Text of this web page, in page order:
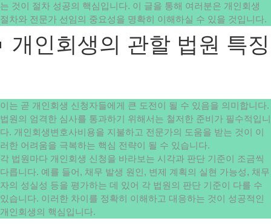
는 것이 절차 성공의 핵심입니다. 이 글을 통해 여러분은 개인회생
절차와 전문가 선임의 중요성을 명확히 이해하실 수 있을 것입니다.
개인회생의 관할 법원 특징
이는 곧 개인회생 신청자들에게 큰 도전이 될 수 있음을 의미합니다.
법원의 엄격한 심사를 통과하기 위해서는 철저한 준비가 필수적입니
다. 개인회생변호사비용을 지불하고 전문가의 도움을 받는 것이 이
러한 어려움을 극복하는 핵심 전략이 될 수 있습니다.
각 법원마다 개인회생 신청을 바라보는 시각과 판단 기준이 조금씩
다릅니다. 예를 들어, 채무 발생 원인, 변제 계획의 실현 가능성, 채무
자의 성실성 등을 평가하는 데 있어 각 법원의 판단 기준이 다를 수
있습니다. 이러한 차이를 정확히 이해하고 대응하는 것이 성공적인
개인회생의 핵심입니다.